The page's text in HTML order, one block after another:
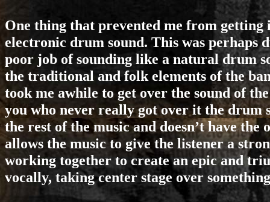
One thing that prevented me from
electronic drum sound. This was perhaps
poor job of sounding like a natural drum
the traditional and folk elements of the
took me awhile to get over the sound of
you who never really got over it the
the rest of the music and doesn’t have
allows the music to give the listener a
working together to create an epic and
vocally, taking center stage over